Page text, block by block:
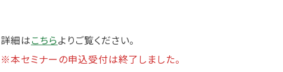
詳細はこちらよりご覧ください。
※本セミナーの申込受付は終了しました。